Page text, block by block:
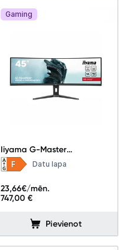
Gaming
Iiyama G-Master
GCB4580DQSN-B1 44.5"
Datu lapa
747,00 €
23,66€/mēn.
Pievienot